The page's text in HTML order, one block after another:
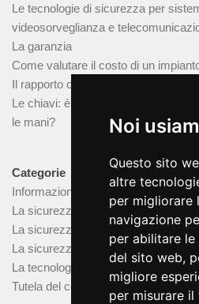
Noi
Questo sito
altre
per migliorare
navigazione
per abilitare
del sito web,
migliore
per misurare il
Le tecnologie di sicurezza per
videosorveglianza e
La garanzia
Come valutare il costo di un
Il rapporto con l’installatore
Le chiavi: è possibile fare un
le mani?
Categorie
Informazione
La sicurezza domestica
La sicurezza nei luoghi pubblici
La sicurezza nelle attività
La tecnologia e i suoi limiti
Tutela del consumatore